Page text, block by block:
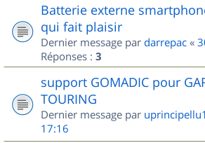
Batterie externe
qui fait plaisir
Dernier message par darrepac «
Réponses : 3
support GOMADIC pour
TOURING
Dernier message par
17:16